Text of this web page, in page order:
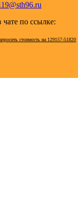
чате по ссылке:
стоимость на 129157-51820